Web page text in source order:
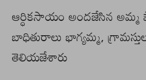
ఆర్ధికసాయం అందజేసిన అమ్మ
బాధితురాలు భాగ్యమ్మ,
తెలియజేశారు